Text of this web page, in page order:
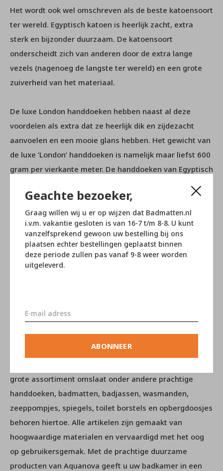
Geachte bezoeker,
Graag willen wij u er op wijzen dat Badmatten.nl
i.v.m. vakantie gesloten is van 16-7 t/m 8-8. U kunt
vanzelfsprekend gewoon uw bestelling bij ons
plaatsen echter bestellingen geplaatst binnen
deze periode zullen pas vanaf 9-8 weer worden
uitgeleverd.
ABONNEER
Het wordt ook wel omschreven als de beste katoensoort
ter wereld. Egyptisch katoen is heerlijk zacht, extra
sterk en bijzonder duurzaam. De katoensoort
onderscheidt zich van anderen door de extra lange
vezels (nagenoeg de langste ter wereld) en een grote
zuiverheid van het materiaal.
De luxe London handdoeken hebben naast al deze
voordelen als extra dat ze heerlijk dik en zijdezacht
aanvoelen en een mooie glans hebben. Het gewicht van
de luxe ‘London’ handdoeken is namelijk maar liefst 600
gram per vierkante meter. De handdoeken van Egyptisch
katoen zijn dus bijzonder stevig, maar niet te zwaar.
Naast handdoeken, bestaat de London handdoekenserie
uit gastendoeken, washandjes en badlakens.
100% Egyptisch katoen
600 gr/m2
machine wasbaar
Het Belgische merk Aquanova heeft een grote collectie
grote assortiment omslaat onder andere prachtige
handdoeken, badmatten, badjassen, wasmanden,
zeeppompjes, spiegels, toilet borstels en opbergdoosjes
behoren hiertoe. Alle artikelen zijn gemaakt van
hoogwaardige materialen en vervaardigd met het oog
op gebruikersgemak. Met de prachtige duurzame
producten van Aquanova geeft u uw badkamer in een